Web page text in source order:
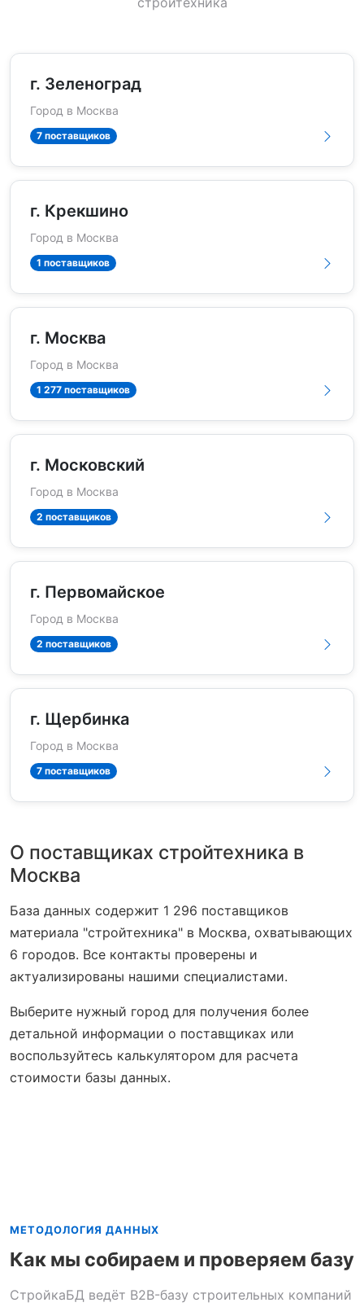
г. Зеленоград
Город в Москва
7 поставщиков
г. Крекшино
Город в Москва
1 поставщиков
г. Москва
Город в Москва
1 277 поставщиков
г. Московский
Город в Москва
2 поставщиков
г. Первомайское
Город в Москва
2 поставщиков
г. Щербинка
Город в Москва
7 поставщиков
О поставщиках стройтехника в
Москва
База данных содержит 1 296 поставщиков
материала "стройтехника" в Москва, охватывающих
6 городов. Все контакты проверены и
актуализированы нашими специалистами.
Выберите нужный город для получения более
детальной информации о поставщиках или
воспользуйтесь калькулятором для расчета
стоимости базы данных.
МЕТОДОЛОГИЯ ДАННЫХ
Как мы собираем и проверяем базу
СтройкаБД ведёт B2B-базу строительных компаний